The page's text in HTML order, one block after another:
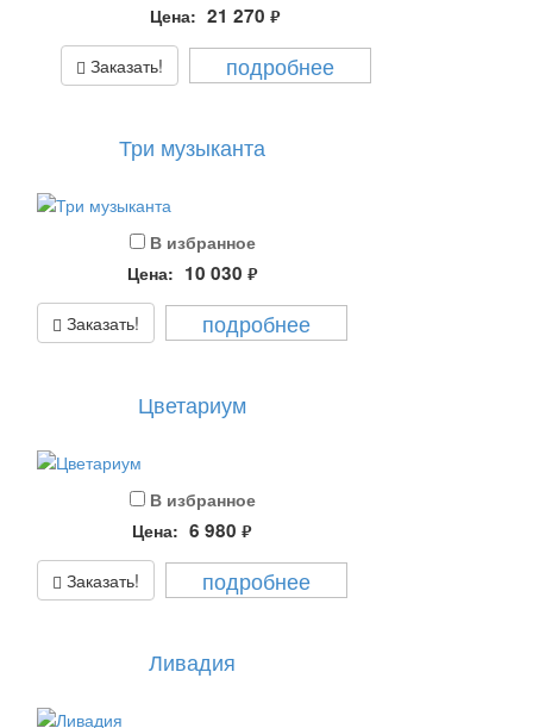
Цена: 21 270 руб.
Заказать! подробнее
Три музыканта
В избранное
Цена: 10 030 руб.
Заказать! подробнее
Цветариум
В избранное
Цена: 6 980 руб.
Заказать! подробнее
Ливадия